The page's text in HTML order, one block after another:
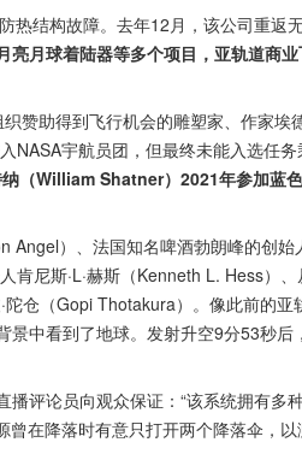
结构故障。去年12月，该公司重返
亮月球着陆器等多个项目，亚轨道商
赞助得到飞行机会的雕塑家、作家埃
宇航员团，但最终未能入选任务
（William Shatner）2021年参加蓝
）、法国知名啤酒勃朗峰的创始
尼斯·L·赫斯（Kenneth L. Hess）
陀仓（Gopi Thotakura）。像此前的
景中看到了地球。发射升空9分53秒
播评论员向观众保证：“该系统拥有多
在降落时有意只打开两个降落伞，以